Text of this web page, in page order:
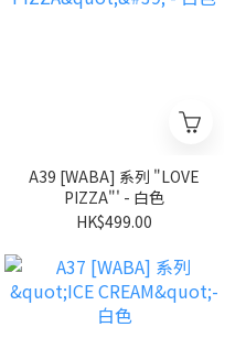
A39 [WABA] 系列 "LOVE
PIZZA"' - 白色
HK$499.00